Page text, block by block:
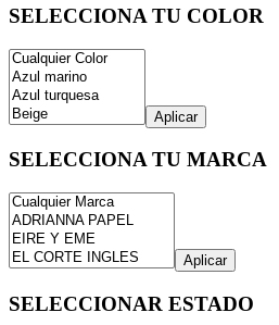
SELECCIONA TU COLOR
Aplicar
SELECCIONA TU MARCA
Aplicar
SELECCIONAR ESTADO